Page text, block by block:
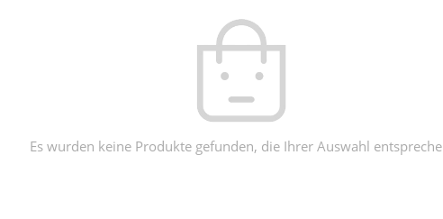
Es wurden keine Produkte gefunden, die Ihrer Auswahl